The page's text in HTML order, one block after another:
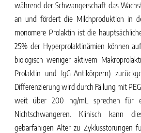
während der Schwangerschaft das
an und fördert die Milchproduktion in
monomere Prolaktin ist die
25% der Hyperprolaktinämien können
biologisch weniger aktivem
Prolaktin und IgG-Antikörpern)
Differenzierung wird durch Fällung mit
weit über 200 ng/mL sprechen für
Nichtschwangeren. Klinisch kann
gebärfähigen Alter zu Zyklusstörungen